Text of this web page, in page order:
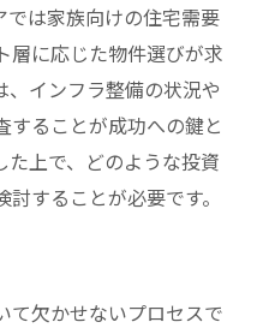
選定
と不動産
上策
では家族向けの住宅需要
層に応じた物件選びが求
、インフラ整備の状況や
することが成功への鍵と
た上で、どのような投資
することが必要です。
て欠かせないプロセスで